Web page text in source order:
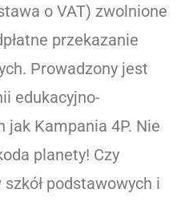
o VAT) zwolnione
przekazanie
Prowadzony jest
edukacyjno-
jak Kampania 4P. Nie
planety! Czy
podstawowych i